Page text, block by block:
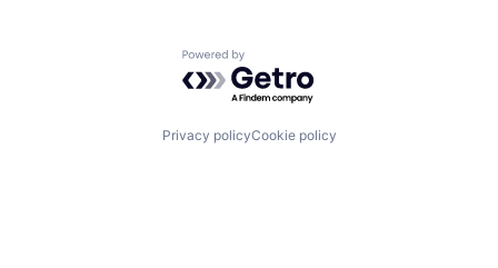
Powered by Getro.com
Privacy policyCookie policy